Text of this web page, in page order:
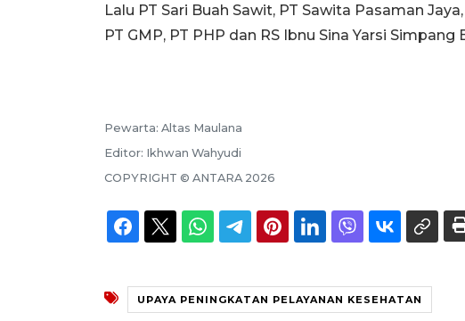
Lalu PT Sari Buah Sawit, PT Sawita Pasaman
PT GMP, PT PHP dan RS Ibnu Sina Yarsi Simpang
Pewarta: Altas Maulana
Editor: Ikhwan Wahyudi
COPYRIGHT © ANTARA 2026
UPAYA PENINGKATAN PELAYANAN KESEHATAN